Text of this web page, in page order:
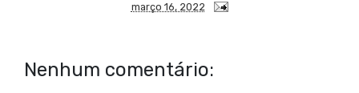
março 16, 2022
Nenhum comentário: